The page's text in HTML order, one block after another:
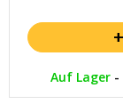
Auf Lager-